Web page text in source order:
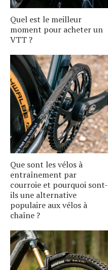
Quel est le meilleur
moment pour acheter un
VTT ?
Que sont les vélos à
entraînement par
courroie et pourquoi sont-
ils une alternative
populaire aux vélos à
chaîne ?